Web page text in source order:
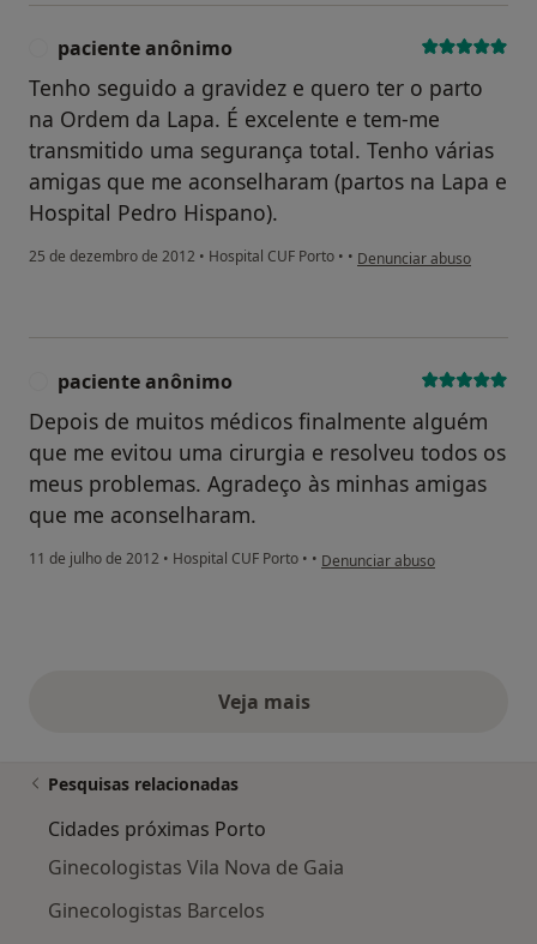
paciente anônimo
Tenho seguido a gravidez e quero ter o parto
na Ordem da Lapa. É excelente e tem-me
transmitido uma segurança total. Tenho várias
amigas que me aconselharam (partos na Lapa e
Hospital Pedro Hispano).
25 de dezembro de 2012 • Hospital CUF Porto • • na opinião do utilizador
Denunciar abuso
paciente anônimo
Depois de muitos médicos finalmente alguém
que me evitou uma cirurgia e resolveu todos os
meus problemas. Agradeço às minhas amigas
que me aconselharam.
11 de julho de 2012 • Hospital CUF Porto • • na opinião do utilizador
Denunciar abuso
Veja maisopiniões acima
Pesquisas relacionadas
Cidades próximas Porto
Ginecologistas Vila Nova de Gaia
Ginecologistas Barcelos